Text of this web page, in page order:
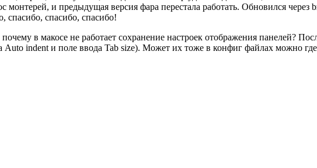
монтерей, и предыдущая версия фара перестала работать. Обновился
спасибо, спасибо, спасибо!
в макосе не работает сохранение настроек отображения панелей?
Auto indent и поле ввода Tab size). Может их тоже в конфиг файлах можно